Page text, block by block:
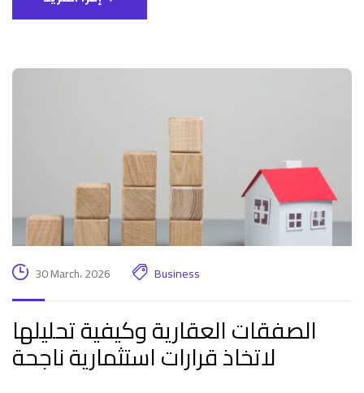
30 March، 2026 Business
الصفقات العقارية وكيفية تحليلها
لاتخاذ قرارات استثمارية ناجحة